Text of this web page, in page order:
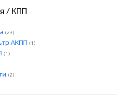
/ КПП
(23)
АКПП (1)
(1)
(2)